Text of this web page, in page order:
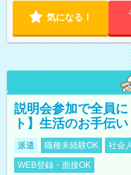
気になる！
説明会参加で全員
ト】生活のお手伝い
派遣 職種未経験OK 社会
WEB登録・面接OK